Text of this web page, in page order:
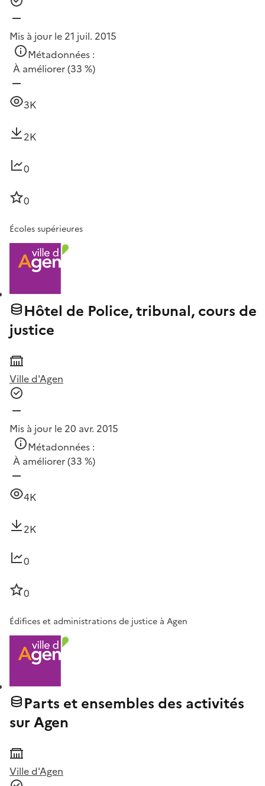
Mis à jour le 21 juil. 2015
Métadonnées :
À améliorer(33 %)
3K
2K
0
0
Écoles supérieures
Hôtel de Police, tribunal, cours de
justice
Ville d'Agen
Mis à jour le 20 avr. 2015
Métadonnées :
À améliorer(33 %)
4K
2K
0
0
Édifices et administrations de justice à Agen
Parts et ensembles des activités
sur Agen
Ville d'Agen